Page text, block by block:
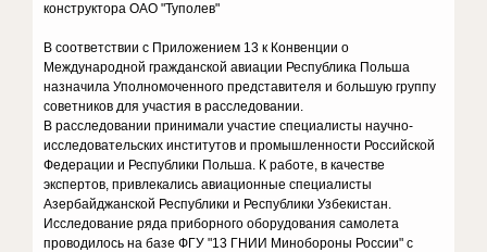
конструктора ОАО "Туполев"
В соответствии с Приложением 13 к Конвенции о
Международной гражданской авиации Республика Польша
назначила Уполномоченного представителя и большую группу
советников для участия в расследовании.
В расследовании принимали участие специалисты научно-
исследовательских институтов и промышленности Российской
Федерации и Республики Польша. К работе, в качестве
экспертов, привлекались авиационные специалисты
Азербайджанской Республики и Республики Узбекистан.
Исследование ряда приборного оборудования самолета
проводилось на базе ФГУ "13 ГНИИ Минобороны России" с